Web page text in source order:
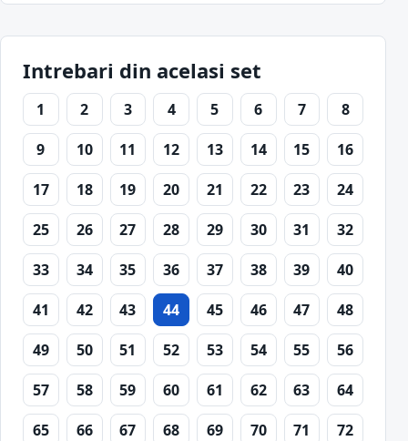
Intrebari din acelasi set
1 2 3 4 5 6 7
8
9
10 11 12 13 14 15
16
17
18 19 20 21 22 23
24
25
26 27 28 29 30 31
32
33
34 35 36 37 38 39
40
41
42 43 44 45 46 47
48
49
50 51 52 53 54 55
56
57
58 59 60 61 62 63
64
65
66 67 68 69 70 71
72